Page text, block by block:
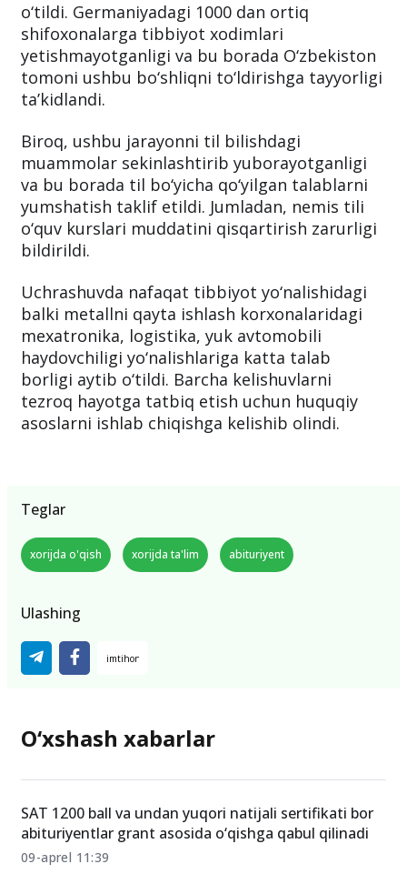
o‘tildi. Germaniyadagi 1000 dan ortiq
shifoxonalarga tibbiyot xodimlari
yetishmayotganligi va bu borada O‘zbekiston
tomoni ushbu bo‘shliqni to‘ldirishga tayyorligi
ta’kidlandi.
Biroq, ushbu jarayonni til bilishdagi
muammolar sekinlashtirib yuborayotganligi
va bu borada til bo‘yicha qo‘yilgan talablarni
yumshatish taklif etildi. Jumladan, nemis tili
o‘quv kurslari muddatini qisqartirish zarurligi
bildirildi.
Uchrashuvda nafaqat tibbiyot yo‘nalishidagi
balki metallni qayta ishlash korxonalaridagi
mexatronika, logistika, yuk avtomobili
haydovchiligi yo‘nalishlariga katta talab
borligi aytib o‘tildi. Barcha kelishuvlarni
tezroq hayotga tatbiq etish uchun huquqiy
asoslarni ishlab chiqishga kelishib olindi.
Teglar
xorijda o'qish xorijda ta'lim abituriyent
Ulashing
O‘xshash xabarlar
SAT 1200 ball va undan yuqori natijali sertifikati bor
abituriyentlar grant asosida o‘qishga qabul qilinadi
09-aprel 11:39